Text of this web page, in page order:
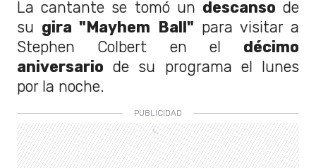
La cantante se tomó un descanso de
su gira "Mayhem Ball" para visitar a
Stephen Colbert en el décimo
aniversario de su programa el lunes
por la noche.